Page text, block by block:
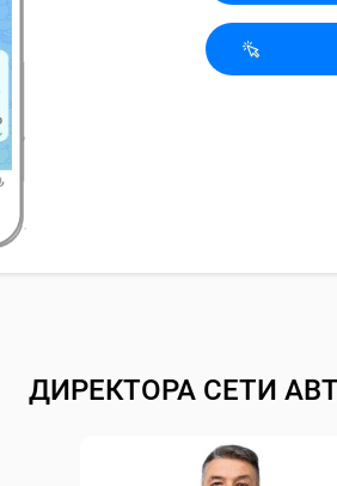
ДИРЕКТОРА СЕТИ